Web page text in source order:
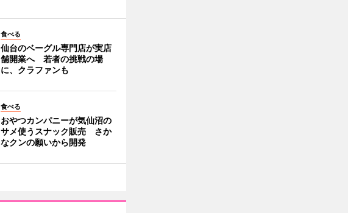
食べる
仙台のベーグル専門店が実店
舗開業へ 若者の挑戦の場
に、クラファンも
食べる
おやつカンパニーが気仙沼の
サメ使うスナック販売 さか
なクンの願いから開発